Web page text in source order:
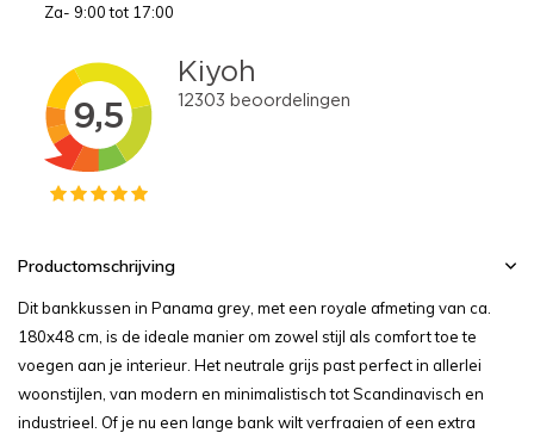
Za- 9:00 tot 17:00
Productomschrijving
Dit bankkussen in Panama grey, met een royale afmeting van ca.
180x48 cm, is de ideale manier om zowel stijl als comfort toe te
voegen aan je interieur. Het neutrale grijs past perfect in allerlei
woonstijlen, van modern en minimalistisch tot Scandinavisch en
industrieel. Of je nu een lange bank wilt verfraaien of een extra